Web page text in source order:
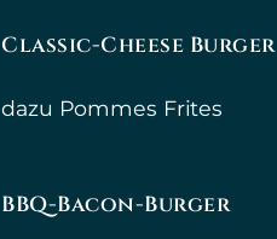
Classic-Cheese Burger
dazu Pommes Frites
BBQ-Bacon-Burger